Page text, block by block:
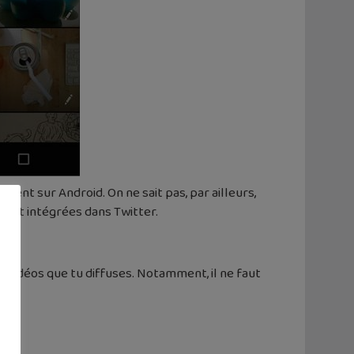
sur Android. On ne sait pas, par ailleurs,
intégrées dans Twitter.
vidéos que tu diffuses. Notamment, il ne faut